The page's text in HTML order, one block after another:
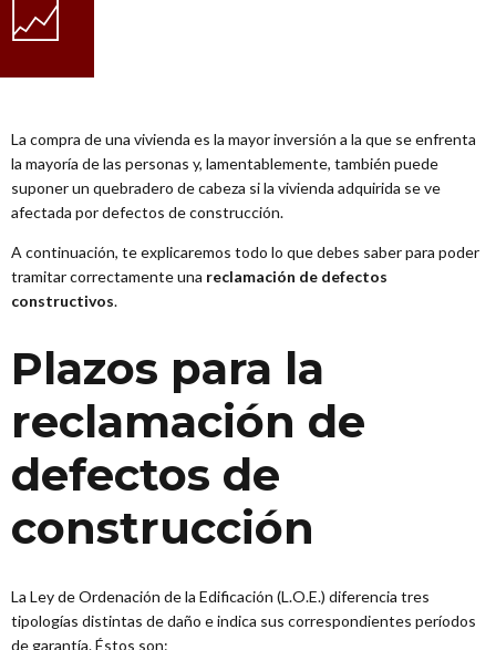
La compra de una vivienda es la mayor inversión a la que se enfrenta
la mayoría de las personas y, lamentablemente, también puede
suponer un quebradero de cabeza si la vivienda adquirida se ve
afectada por defectos de construcción.
A continuación, te explicaremos todo lo que debes saber para poder
tramitar correctamente una reclamación de defectos
constructivos.
Plazos para la
reclamación de
defectos de
construcción
La Ley de Ordenación de la Edificación (L.O.E.) diferencia tres
tipologías distintas de daño e indica sus correspondientes períodos
de garantía. Éstos son: